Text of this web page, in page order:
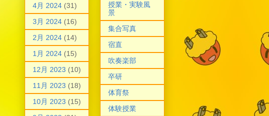
4月 2024 (31)
3月 2024 (16)
2月 2024 (14)
1月 2024 (15)
12月 2023 (10)
11月 2023 (18)
10月 2023 (15)
授業・実験風
景
集合写真
宿直
吹奏楽部
卒研
体育祭
体験授業